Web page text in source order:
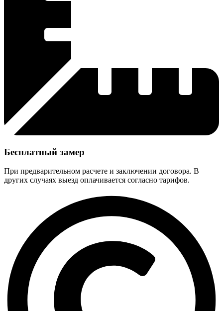
Бесплатный замер
При предварительном расчете и заключении договора. В
других случаях выезд оплачивается согласно тарифов.